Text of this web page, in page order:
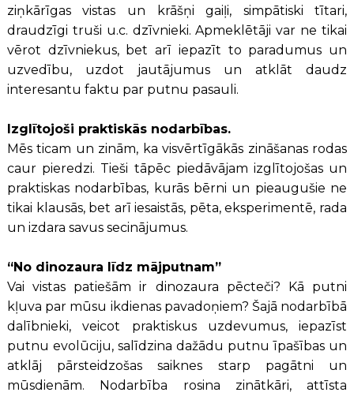
ziņkārīgas vistas un krāšņi gaiļi, simpātiski tītari,
draudzīgi truši u.c. dzīvnieki. Apmeklētāji var ne tikai
vērot dzīvniekus, bet arī iepazīt to paradumus un
uzvedību, uzdot jautājumus un atklāt daudz
interesantu faktu par putnu pasauli.
Izglītojoši praktiskās nodarbības.
Mēs ticam un zinām, ka visvērtīgākās zināšanas rodas
caur pieredzi. Tieši tāpēc piedāvājam izglītojošas un
praktiskas nodarbības, kurās bērni un pieaugušie ne
tikai klausās, bet arī iesaistās, pēta, eksperimentē, rada
un izdara savus secinājumus.
“No dinozaura līdz mājputnam”
Vai vistas patiešām ir dinozaura pēcteči? Kā putni
kļuva par mūsu ikdienas pavadoņiem? Šajā nodarbībā
dalībnieki, veicot praktiskus uzdevumus, iepazīst
putnu evolūciju, salīdzina dažādu putnu īpašības un
atklāj pārsteidzošas saiknes starp pagātni un
mūsdienām. Nodarbība rosina zinātkāri, attīsta